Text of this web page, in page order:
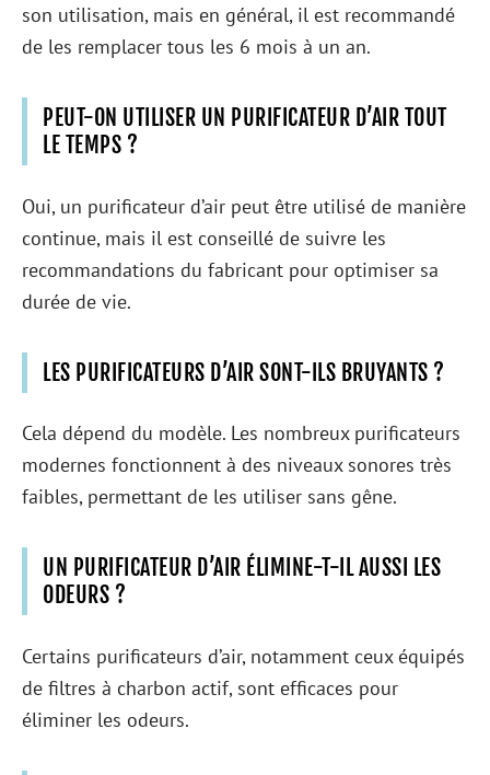
son utilisation, mais en général, il est recommandé
de les remplacer tous les 6 mois à un an.
PEUT-ON UTILISER UN PURIFICATEUR D’AIR TOUT
LE TEMPS ?
Oui, un purificateur d’air peut être utilisé de manière
continue, mais il est conseillé de suivre les
recommandations du fabricant pour optimiser sa
durée de vie.
LES PURIFICATEURS D’AIR SONT-ILS BRUYANTS ?
Cela dépend du modèle. Les nombreux purificateurs
modernes fonctionnent à des niveaux sonores très
faibles, permettant de les utiliser sans gêne.
UN PURIFICATEUR D’AIR ÉLIMINE-T-IL AUSSI LES
ODEURS ?
Certains purificateurs d’air, notamment ceux équipés
de filtres à charbon actif, sont efficaces pour
éliminer les odeurs.